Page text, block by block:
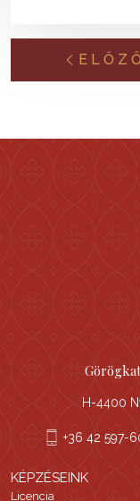
H-4400
+36 42 597-
KÉPZÉSEINK
Licencia